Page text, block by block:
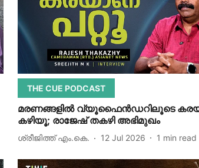
THE CUE PODCAST
മരണങ്ങളില്‍ വ്യൂഫൈന്‍ഡറിലൂടെ
കഴിയൂ; രാജേഷ് തകഴി അഭിമുഖം
ശ്രീജിത്ത് എം.കെ. 12 Jul 2026 1 min read